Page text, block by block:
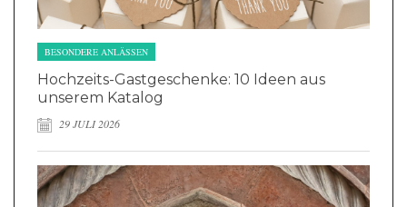
BESONDERE ANLÄSSEN
Hochzeits-Gastgeschenke: 10 Ideen aus
unserem Katalog
29 JULI 2026